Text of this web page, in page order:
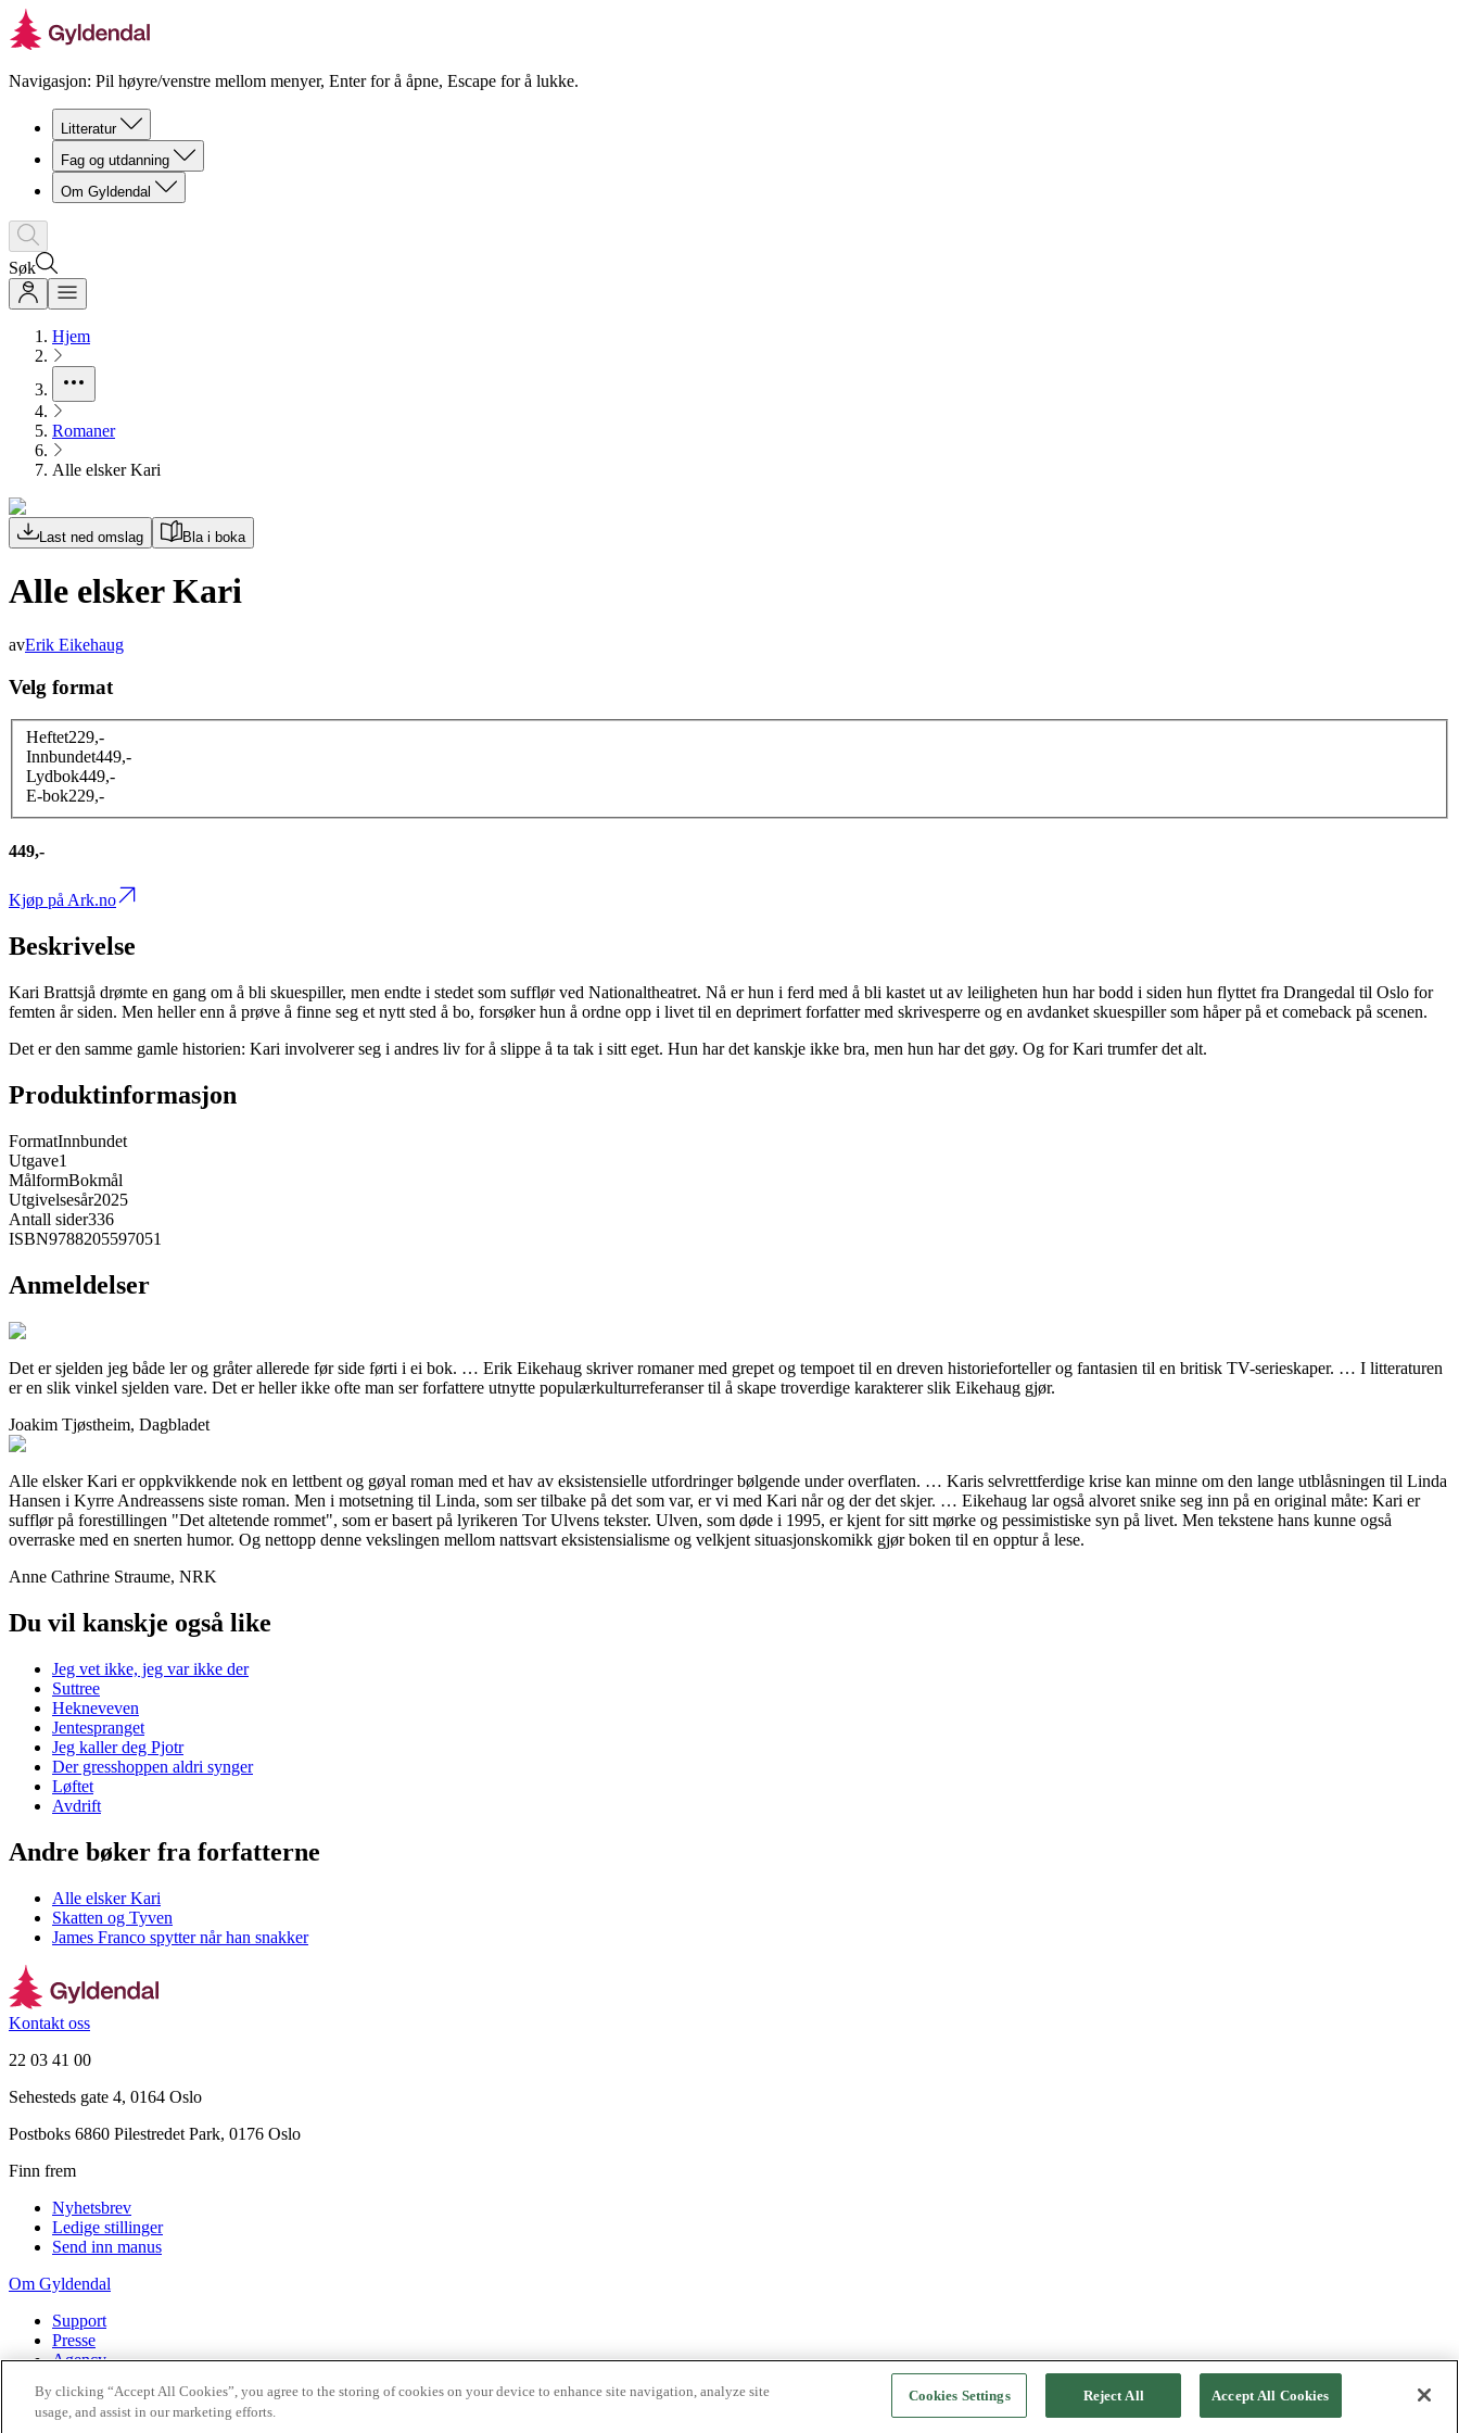
Navigasjon: Pil høyre/venstre mellom menyer, Enter for å åpne, Escape for å lukke.
Litteratur
Fag og utdanning
Om Gyldendal
Søk
Hjem
Romaner
Alle elsker Kari
Last ned omslag Bla i boka
Alle elsker Kari
avErik Eikehaug
Velg format
Heftet229,-
Innbundet449,-
Lydbok449,-
E-bok229,-
449,-
Kjøp på Ark.no
Beskrivelse
Kari Brattsjå drømte en gang om å bli skuespiller, men endte i stedet som sufflør ved Nationaltheatret. Nå er hun i ferd med å bli kastet ut av leiligheten hun har bodd i siden hun flyttet fra Drangedal til Oslo for
femten år siden. Men heller enn å prøve å finne seg et nytt sted å bo, forsøker hun å ordne opp i livet til en deprimert forfatter med skrivesperre og en avdanket skuespiller som håper på et comeback på scenen.
Det er den samme gamle historien: Kari involverer seg i andres liv for å slippe å ta tak i sitt eget. Hun har det kanskje ikke bra, men hun har det gøy. Og for Kari trumfer det alt.
Produktinformasjon
FormatInnbundet
Utgave1
MålformBokmål
Utgivelsesår2025
Antall sider336
ISBN9788205597051
Anmeldelser
Det er sjelden jeg både ler og gråter allerede før side førti i ei bok. … Erik Eikehaug skriver romaner med grepet og tempoet til en dreven historieforteller og fantasien til en britisk TV-serieskaper. … I litteraturen
er en slik vinkel sjelden vare. Det er heller ikke ofte man ser forfattere utnytte populærkulturreferanser til å skape troverdige karakterer slik Eikehaug gjør.
Joakim Tjøstheim, Dagbladet
Alle elsker Kari er oppkvikkende nok en lettbent og gøyal roman med et hav av eksistensielle utfordringer bølgende under overflaten. … Karis selvrettferdige krise kan minne om den lange utblåsningen til Linda
Hansen i Kyrre Andreassens siste roman. Men i motsetning til Linda, som ser tilbake på det som var, er vi med Kari når og der det skjer. … Eikehaug lar også alvoret snike seg inn på en original måte: Kari er
sufflør på forestillingen "Det altetende rommet", som er basert på lyrikeren Tor Ulvens tekster. Ulven, som døde i 1995, er kjent for sitt mørke og pessimistiske syn på livet. Men tekstene hans kunne også
overraske med en snerten humor. Og nettopp denne vekslingen mellom natt­svart eksistensialisme og velkjent situasjons­komikk gjør boken til en opptur å lese.
Anne Cathrine Straume, NRK
Du vil kanskje også like
Jeg vet ikke, jeg var ikke der
Suttree
Hekneveven
Jentespranget
Jeg kaller deg Pjotr
Der gresshoppen aldri synger
Løftet
Avdrift
Andre bøker fra forfatterne
Alle elsker Kari
Skatten og Tyven
James Franco spytter når han snakker
Kontakt oss
22 03 41 00
Sehesteds gate 4, 0164 Oslo
Postboks 6860 Pilestredet Park, 0176 Oslo
Finn frem
Nyhetsbrev
Ledige stillinger
Send inn manus
Om Gyldendal
Support
Presse
Agency
2026Gyldendal
PersonvernerklæringerInformasjonskapsler
By clicking “Accept All Cookies”, you agree to the storing of cookies on your device to enhance site navigation, analyze site
usage, and assist in our marketing efforts.
Cookies Settings Reject All Accept All Cookies